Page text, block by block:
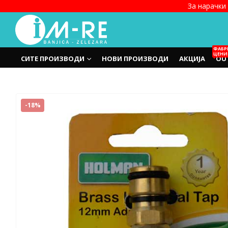
За
СИТЕ ПРОИЗВОДИ НОВИ ПРОИЗВОДИ АКЦИЈА
ЦЕНИ
-18%